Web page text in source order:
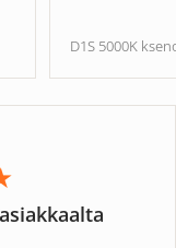
D1S 5000K